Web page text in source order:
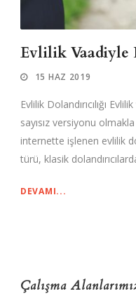
Evlilik Vaadiyle
15 HAZ 2019
Evlilik Dolandırıcılığı
sayısız versiyonu
internette işlenen evlilik
türü, klasik
DEVAMI...
Çalışma